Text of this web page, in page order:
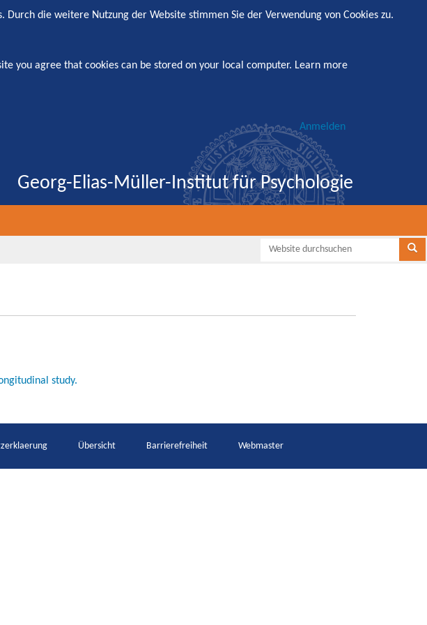
die weitere Nutzung der Website stimmen Sie der Verwendung von Cookies zu.
you agree that cookies can be stored on your local computer. Learn more
Georg-Elias-Müller-Institut für Psychologie
Anmelden
study.
Übersicht Barrierefreiheit Webmaster